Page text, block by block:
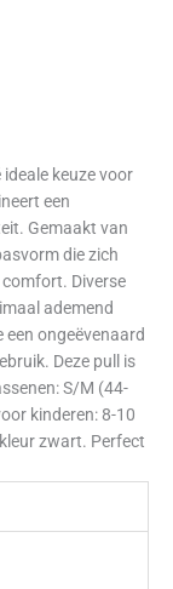
ideale keuze voor
een
Gemaakt van
die zich
Diverse
ademend
een ongeëvenaard
Deze pull is
S/M (44-
kinderen: 8-10
zwart. Perfect